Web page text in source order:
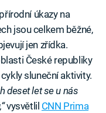
úkazy na
jsou celkem běžné,
jen zřídka.
České republiky
sluneční aktivity.
deset let se u nás
vysvětlil CNN Prima